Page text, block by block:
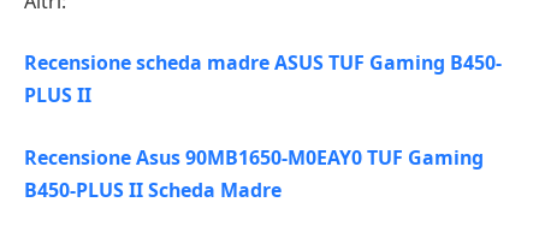
Recensione scheda madre ASUS TUF Gaming B450-
PLUS II
Recensione Asus 90MB1650-M0EAY0 TUF Gaming
B450-PLUS II Scheda Madre